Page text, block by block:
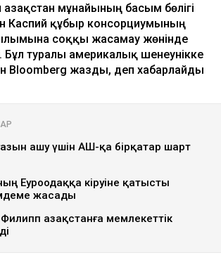
мұнайының басым бөлігі
Каспий құбыр консорциумының
соққы жасамау жөнінде
Бұл туралы америкалық шенеунікке
Bloomberg жазды, деп хабарлайды
ашу үшін АҚШ-қа бірқатар шарт
Еуроодаққа кіруіне қатысты
жасады
Қазақстанға мемлекеттік